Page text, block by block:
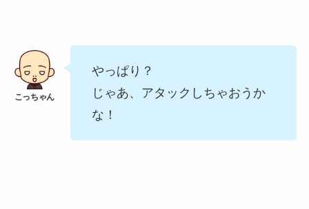
やっぱり？
じゃあ、アタックしちゃおうか
な！